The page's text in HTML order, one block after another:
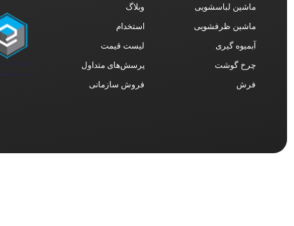
ماشین لباسشویی
ماشین ظرفشویی
آبمیوه گیری
چرخ گوشت
فرش
وبلاگ
استخدام
لیست قیمت
پرسش‌های متداول
فروش سازمانی